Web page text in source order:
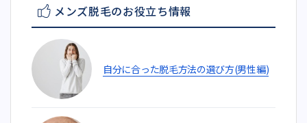
メンズ脱毛のお役立ち情報
自分に合った脱毛方法の選び方(男性編)